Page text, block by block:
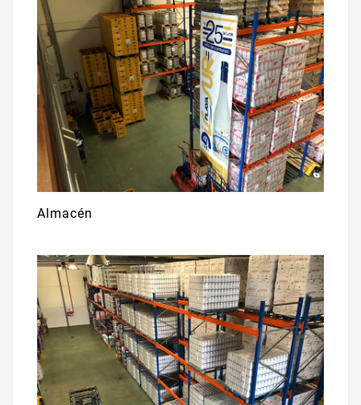
Almacén